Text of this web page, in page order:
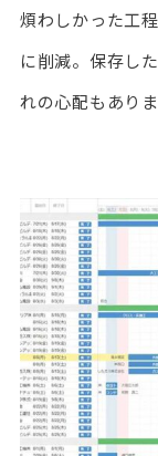
煩わしかった工
に削減。保存し
れの心配もありま